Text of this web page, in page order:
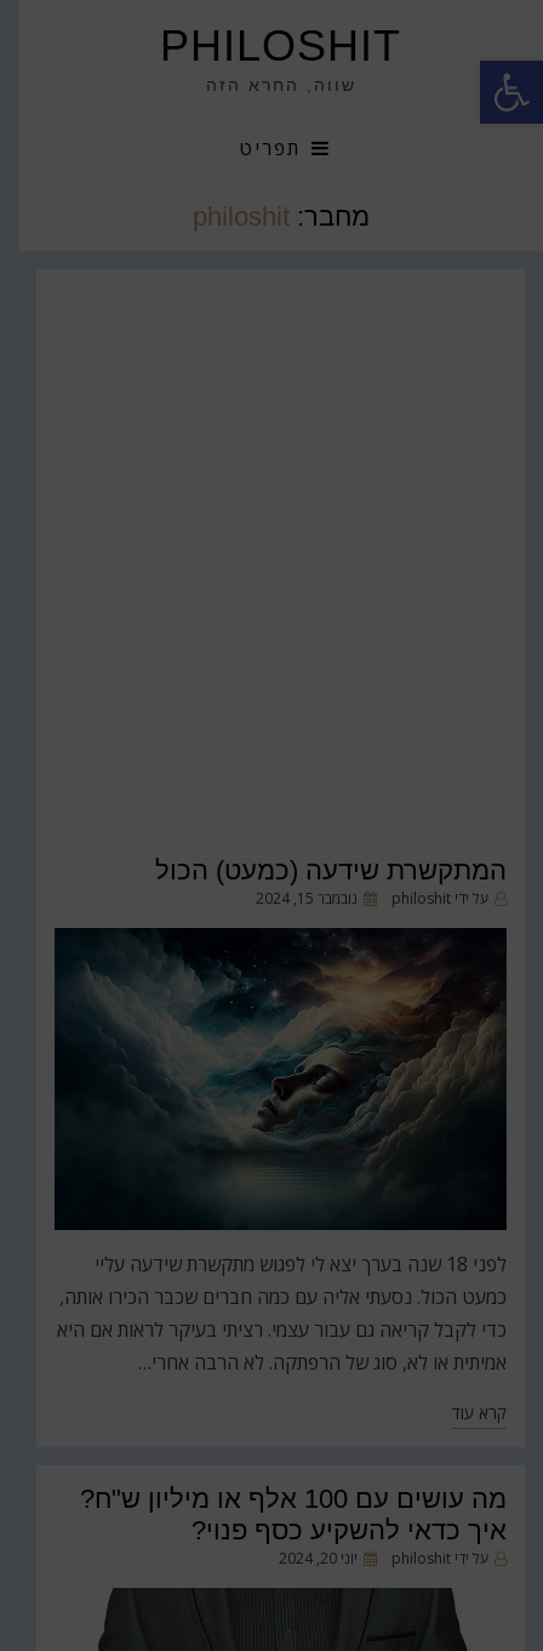
פתח סרגל נגישות PHILOSHIT
שווה, החרא הזה
תפריט
מחבר:philoshit
המתקשרת שידעה (כמעט) הכול
על ידי philoshit
פורסםנובמבר 15, 2024
לפני 18 שנה בערך יצא לי לפגוש מתקשרת שידעה עליי
כמעט הכול. נסעתי אליה עם כמה חברים שכבר הכירו אותה,
כדי לקבל קריאה גם עבור עצמי. רציתי בעיקר לראות אם היא
אמיתית או לא, סוג של הרפתקה. לא הרבה אחרי…
קרא עוד
מה עושים עם 100 אלף או מיליון ש"ח?
איך כדאי להשקיע כסף פנוי?
על ידי philoshit
פורסם
יוני 20, 2024